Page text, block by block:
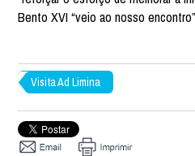
Bento XVI “veio ao nosso
Visita Ad Limina